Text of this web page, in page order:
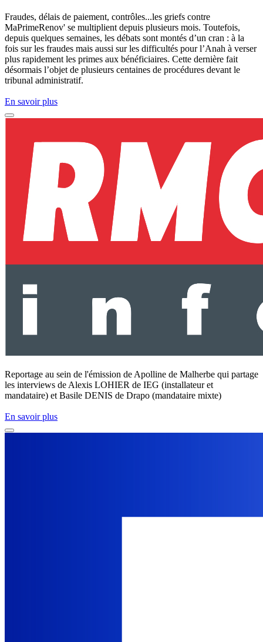
Fraudes, délais de paiement, contrôles...les griefs contre
MaPrimeRenov' se multiplient depuis plusieurs mois. Toutefois,
depuis quelques semaines, les débats sont montés d’un cran : à la
fois sur les fraudes mais aussi sur les difficultés pour l’Anah à verser
plus rapidement les primes aux bénéficiaires. Cette dernière fait
désormais l’objet de plusieurs centaines de procédures devant le
tribunal administratif.
En savoir plus
Reportage au sein de l'émission de Apolline de Malherbe qui partage
les interviews de Alexis LOHIER de IEG (installateur et
mandataire) et Basile DENIS de Drapo (mandataire mixte)
En savoir plus